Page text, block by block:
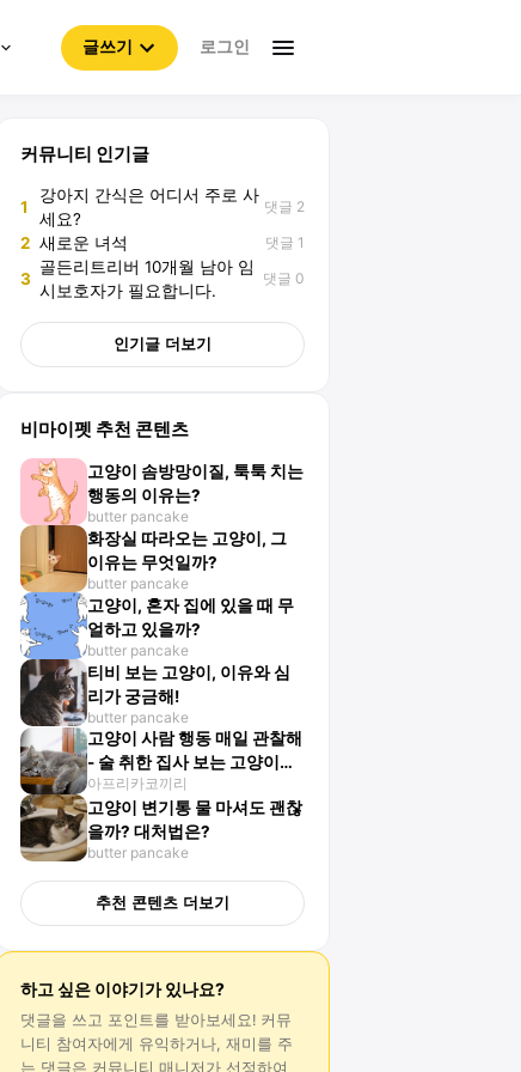
글쓰기 로그인
커뮤니티 인기글
1
강아지 간식은 어디서 주로 사
세요?
댓글 2
2 새로운 녀석 댓글 1
3
골든리트리버 10개월 남아 임
시보호자가 필요합니다.
댓글 0
인기글 더보기
비마이펫 추천 콘텐츠
고양이 솜방망이질, 툭툭 치는
행동의 이유는?
butter pancake
화장실 따라오는 고양이, 그
이유는 무엇일까?
butter pancake
고양이, 혼자 집에 있을 때 무
얼하고 있을까?
butter pancake
티비 보는 고양이, 이유와 심
리가 궁금해!
butter pancake
고양이 사람 행동 매일 관찰해
- 술 취한 집사 보는 고양이의
감정은?
아프리카코끼리
고양이 변기통 물 마셔도 괜찮
을까? 대처법은?
butter pancake
추천 콘텐츠 더보기
하고 싶은 이야기가 있나요?
댓글을 쓰고 포인트를 받아보세요! 커뮤
니티 참여자에게 유익하거나, 재미를 주
는 댓글은 커뮤니티 매니저가 선정하여